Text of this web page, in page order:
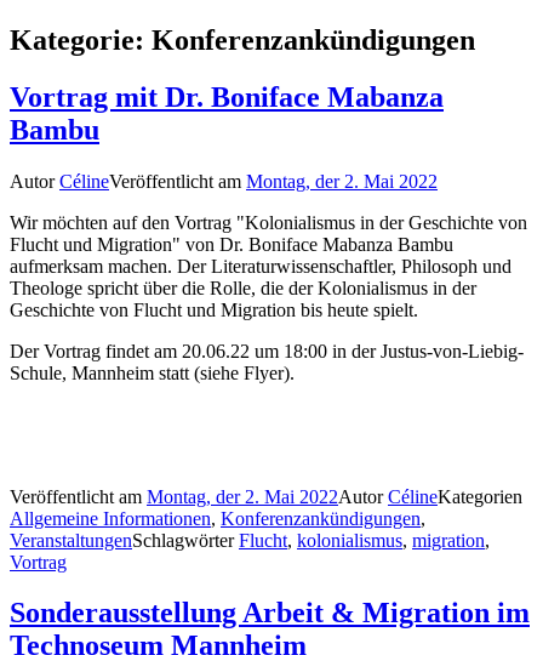
Kategorie: Konferenzankündigungen
Vortrag mit Dr. Boniface Mabanza
Bambu
AutorCélineVeröffentlicht am Montag, der 2. Mai 2022
Wir möchten auf den Vortrag "Kolonialismus in der Geschichte von
Flucht und Migration" von Dr. Boniface Mabanza Bambu
aufmerksam machen. Der Literaturwissenschaftler, Philosoph und
Theologe spricht über die Rolle, die der Kolonialismus in der
Geschichte von Flucht und Migration bis heute spielt.
Der Vortrag findet am 20.06.22 um 18:00 in der Justus-von-Liebig-
Schule, Mannheim statt (siehe Flyer).
Veröffentlicht am Montag, der 2. Mai 2022AutorCélineKategorien
Allgemeine Informationen, Konferenzankündigungen,
VeranstaltungenSchlagwörterFlucht, kolonialismus, migration,
Vortrag
Sonderausstellung Arbeit & Migration im
Technoseum Mannheim